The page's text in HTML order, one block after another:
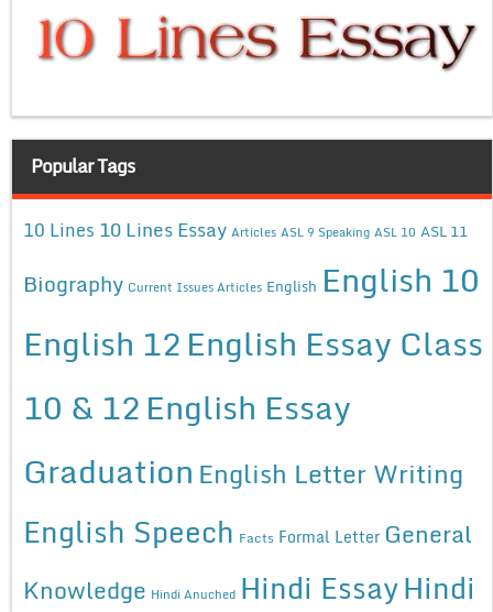
Popular Tags
10 Lines 10 Lines Essay Articles ASL 9 Speaking ASL 10 ASL 11
Biography Current Issues Articles English English 10
English 12English Essay Class
10 & 12English Essay
Graduation English Letter Writing
English Speech Facts Formal Letter General
Knowledge Hindi Anuched Hindi EssayHindi